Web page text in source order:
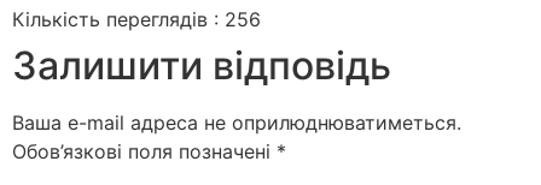
Кількість переглядів : 256
Залишити відповідь
Ваша e-mail адреса не оприлюднюватиметься.
Обов’язкові поля позначені *